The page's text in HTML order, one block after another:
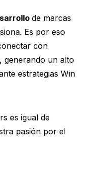
de marcas
Es por eso
con
generando un alto
estrategias Win
es igual de
pasión por el